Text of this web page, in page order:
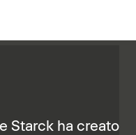
Starck ha creato